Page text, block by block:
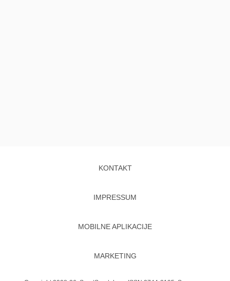
KONTAKT
IMPRESSUM
MOBILNE APLIKACIJE
MARKETING